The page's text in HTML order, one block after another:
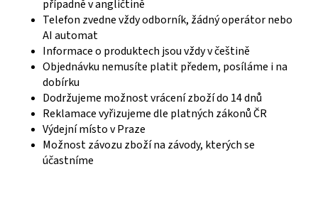
případně v angličtině
Telefon zvedne vždy odborník, žádný operátor nebo
AI automat
Informace o produktech jsou vždy v češtině
Objednávku nemusíte platit předem, posíláme i na
dobírku
Dodržujeme možnost vrácení zboží do 14 dnů
Reklamace vyřizujeme dle platných zákonů ČR
Výdejní místo v Praze
Možnost závozu zboží na závody, kterých se
účastníme